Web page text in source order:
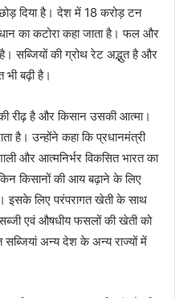
दिया है। देश में 18 करोड़ टन
का कटोरा कहा जाता है। फल और
है। सब्जियों की ग्रोथ रेट अद्भुत है और
बढ़ी है।
रीढ़ है और किसान उसकी आत्मा।
है। उन्होंने कहा कि प्रधानमंत्री
और आत्मनिर्भर विकसित भारत का
किसानों की आय बढ़ाने के लिए
इसके लिए परंपरागत खेती के साथ
एवं औषधीय फसलों की खेती को
सब्जियां अन्य देश के अन्य राज्यों में